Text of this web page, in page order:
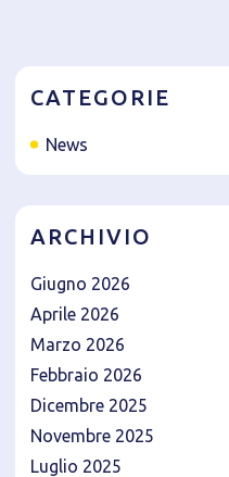
CATEGORIE
News
ARCHIVIO
Giugno 2026
Aprile 2026
Marzo 2026
Febbraio 2026
Dicembre 2025
Novembre 2025
Luglio 2025